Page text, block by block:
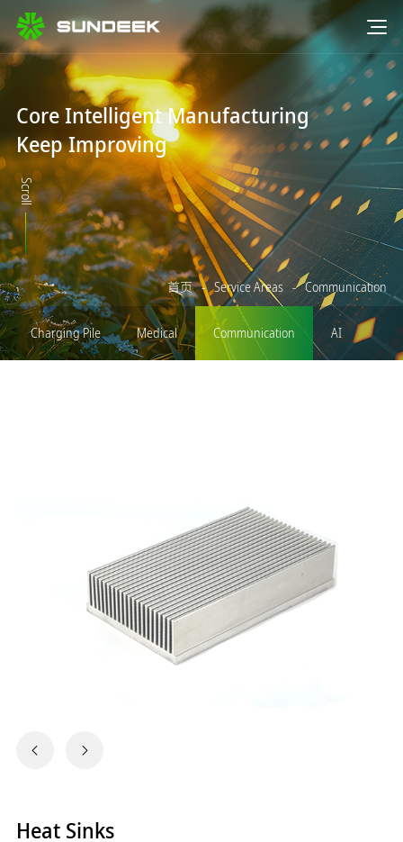
Core Intelligent Manufacturing
Keep Improving
Scroll
首页 - Service Areas - Communication
Charging Pile Medical Communication AI
Heat Sinks